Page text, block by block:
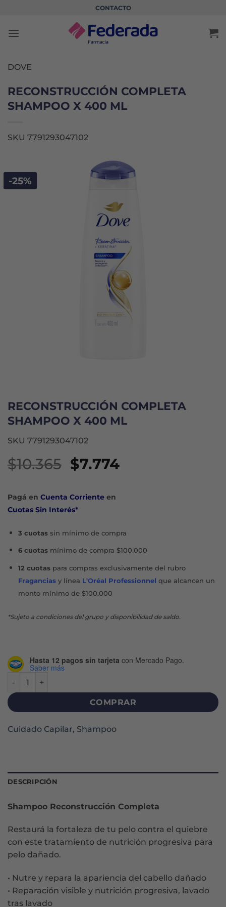
contenido
CONTACTO
DOVE
RECONSTRUCCIÓN COMPLETA
SHAMPOO X 400 ML
SKU 7791293047102
-25%
RECONSTRUCCIÓN COMPLETA
SHAMPOO X 400 ML
SKU 7791293047102
$10.365 El
original
era:
$7.774El
Pagá en Cuenta Corriente en
Cuotas Sin Interés*
3 cuotassin mínimo de compra
6 cuotasmínimo de compra $100.000
12 cuotaspara compras exclusivamente del rubro
Fraganciasy línea L'Oréal Professionnel que alcancen un
monto mínimo de $100.000
*Sujeto a condiciones del grupo y disponibilidad de saldo.
Hasta 12 pagos sin tarjeta con Mercado Pago.
Saber más
COMPRAR
Cuidado Capilar, Shampoo
DESCRIPCIÓN
Shampoo Reconstrucción Completa
Restaurá la fortaleza de tu pelo contra el quiebre
con este tratamiento de nutrición progresiva para
pelo dañado.
• Nutre y repara la apariencia del cabello dañado
• Reparación visible y nutrición progresiva, lavado
tras lavado